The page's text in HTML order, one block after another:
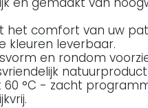
het comfort van uw
kleuren leverbaar.
en rondom
°C - zacht